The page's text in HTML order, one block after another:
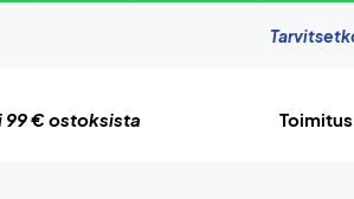
99 € ostoksista